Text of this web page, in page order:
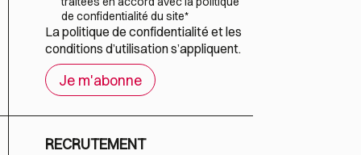
de confidentialité du site*
Lapolitique de confidentialité et les
conditions d’utilisations’appliquent.
RECRUTEMENT